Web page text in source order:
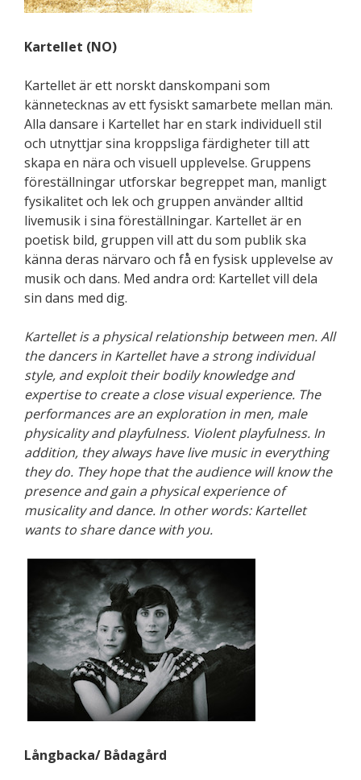
Kartellet (NO)
Kartellet är ett norskt danskompani som
kännetecknas av ett fysiskt samarbete mellan män.
Alla dansare i Kartellet har en stark individuell stil
och utnyttjar sina kroppsliga färdigheter till att
skapa en nära och visuell upplevelse. Gruppens
föreställningar utforskar begreppet man, manligt
fysikalitet och lek och gruppen använder alltid
livemusik i sina föreställningar. Kartellet är en
poetisk bild, gruppen vill att du som publik ska
känna deras närvaro och få en fysisk upplevelse av
musik och dans. Med andra ord: Kartellet vill dela
sin dans med dig.
Kartellet is a physical relationship between men. All
the dancers in Kartellet have a strong individual
style, and exploit their bodily knowledge and
expertise to create a close visual experience. The
performances are an exploration in men, male
physicality and playfulness. Violent playfulness. In
addition, they always have live music in everything
they do. They hope that the audience will know the
presence and gain a physical experience of
musicality and dance. In other words: Kartellet
wants to share dance with you.
Långbacka/ Bådagård